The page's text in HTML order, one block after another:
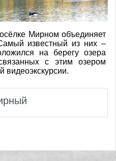
Мирном объединяет
известный из них –
на берегу озера
с этим озером
видеоэкскурсии.